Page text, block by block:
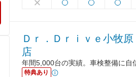
Ｄｒ．Ｄｒｉｖｅ小牧原
店
年間5,000台の実績。車検整備に
特典あり